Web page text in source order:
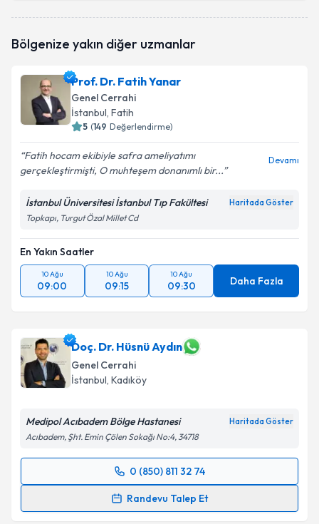
kapsamda işlenmesini kabul ediyorum.
oluşturun. Size bu uzmandan randevu almanız için bir
E-posta Adresiniz
Kişisel verilerimin işlenmesine ilişkin
Aydınlatma
Metni'ni okudum ve kişisel verilerimin belirtilen
Bölgenize yakın diğer uzmanlar
Prof. Dr. Fatih Yanar
Genel Cerrahi
İstanbul, Fatih
5 (149 Değerlendirme)
Fatih hocam ekibiyle safra ameliyatımı
gerçekleştirmişti, O muhteşem donanımlı bir...
Devamı
İstanbul Üniversitesi İstanbul Tıp Fakültesi Haritada Göster
Topkapı, Turgut Özal Millet Cd
En Yakın Saatler
10 Ağu
09:00
10 Ağu
09:15
10 Ağu
09:30 Daha Fazla
Doç. Dr. Hüsnü Aydın
Genel Cerrahi
İstanbul, Kadıköy
Medipol Acıbadem Bölge Hastanesi Haritada Göster
Acıbadem, Şht. Emin Çölen Sokağı No:4, 34718
0 (850) 811 32 74
Randevu Talep Et
Randevu Takvimi Talebi